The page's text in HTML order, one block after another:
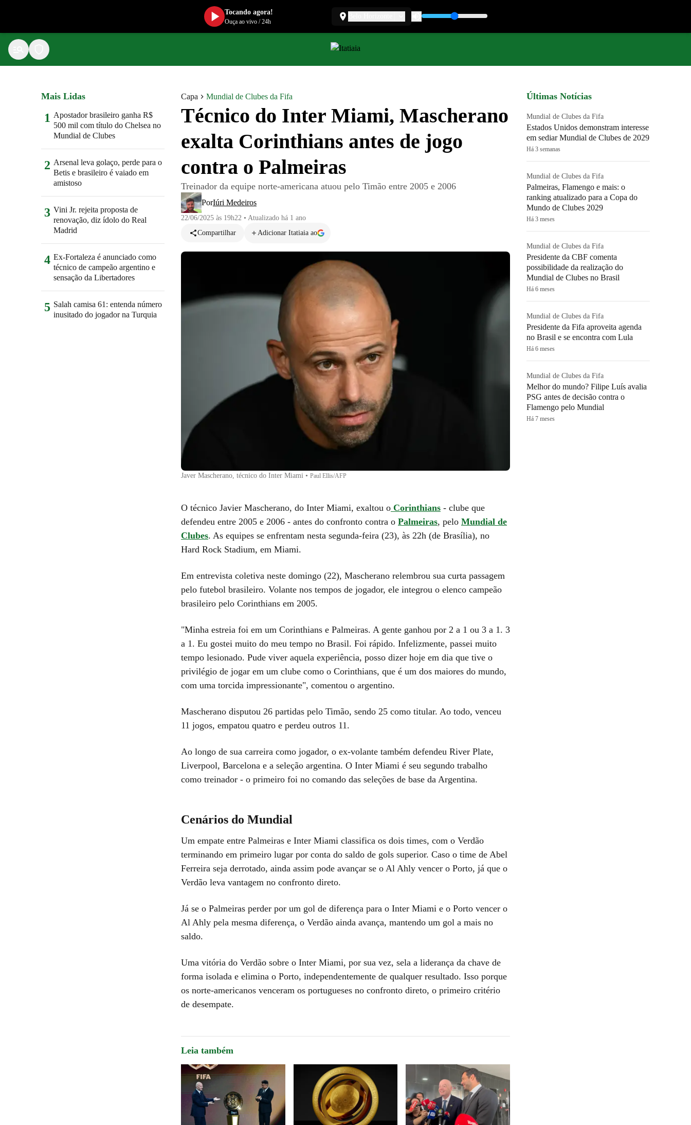
Capa Mundial de Clubes da Fifa
Técnico do Inter Miami, Mascherano
exalta Corinthians antes de jogo
contra o Palmeiras
Treinador da equipe norte-americana atuou pelo Timão entre 2005 e 2006
PorIúri Medeiros
22/06/2025 às 19h22 • Atualizado há 1 ano
Compartilhar
Adicionar Itatiaia ao
Javer Mascherano, técnico do Inter Miami • Paul Ellis/AFP
O técnico Javier Mascherano, do Inter Miami, exaltou o Corinthians - clube que
defendeu entre 2005 e 2006 - antes do confronto contra o Palmeiras, pelo Mundial de
Clubes. As equipes se enfrentam nesta segunda-feira (23), às 22h (de Brasília), no
Hard Rock Stadium, em Miami.
Em entrevista coletiva neste domingo (22), Mascherano relembrou sua curta passagem
pelo futebol brasileiro. Volante nos tempos de jogador, ele integrou o elenco campeão
brasileiro pelo Corinthians em 2005.
"Minha estreia foi em um Corinthians e Palmeiras. A gente ganhou por 2 a 1 ou 3 a 1. 3
a 1. Eu gostei muito do meu tempo no Brasil. Foi rápido. Infelizmente, passei muito
tempo lesionado. Pude viver aquela experiência, posso dizer hoje em dia que tive o
privilégio de jogar em um clube como o Corinthians, que é um dos maiores do mundo,
com uma torcida impressionante", comentou o argentino.
Mascherano disputou 26 partidas pelo Timão, sendo 25 como titular. Ao todo, venceu
11 jogos, empatou quatro e perdeu outros 11.
Ao longo de sua carreira como jogador, o ex-volante também defendeu River Plate,
Liverpool, Barcelona e a seleção argentina. O Inter Miami é seu segundo trabalho
como treinador - o primeiro foi no comando das seleções de base da Argentina.
Cenários do Mundial
Um empate entre Palmeiras e Inter Miami classifica os dois times, com o Verdão
terminando em primeiro lugar por conta do saldo de gols superior. Caso o time de Abel
Ferreira seja derrotado, ainda assim pode avançar se o Al Ahly vencer o Porto, já que o
Verdão leva vantagem no confronto direto.
Já se o Palmeiras perder por um gol de diferença para o Inter Miami e o Porto vencer o
Al Ahly pela mesma diferença, o Verdão ainda avança, mantendo um gol a mais no
saldo.
Uma vitória do Verdão sobre o Inter Miami, por sua vez, sela a liderança da chave de
forma isolada e elimina o Porto, independentemente de qualquer resultado. Isso porque
os norte-americanos venceram os portugueses no confronto direto, o primeiro critério
de desempate.
Leia também
Mais Lidas
1 Apostador brasileiro ganha R$
500 mil com título do Chelsea no
Mundial de Clubes
2 Arsenal leva golaço, perde para o
Betis e brasileiro é vaiado em
amistoso
3 Vini Jr. rejeita proposta de
renovação, diz ídolo do Real
Madrid
4 Ex-Fortaleza é anunciado como
técnico de campeão argentino e
sensação da Libertadores
5 Salah camisa 61: entenda número
inusitado do jogador na Turquia
Últimas Notícias
Mundial de Clubes da Fifa
Estados Unidos demonstram interesse
em sediar Mundial de Clubes de 2029
Há 3 semanas
Mundial de Clubes da Fifa
Palmeiras, Flamengo e mais: o
ranking atualizado para a Copa do
Mundo de Clubes 2029
Há 3 meses
Mundial de Clubes da Fifa
Presidente da CBF comenta
possibilidade da realização do
Mundial de Clubes no Brasil
Há 6 meses
Mundial de Clubes da Fifa
Presidente da Fifa aproveita agenda
no Brasil e se encontra com Lula
Há 6 meses
Mundial de Clubes da Fifa
Melhor do mundo? Filipe Luís avalia
PSG antes de decisão contra o
Flamengo pelo Mundial
Há 7 meses
Tocando agora!
Ouça ao vivo/24h